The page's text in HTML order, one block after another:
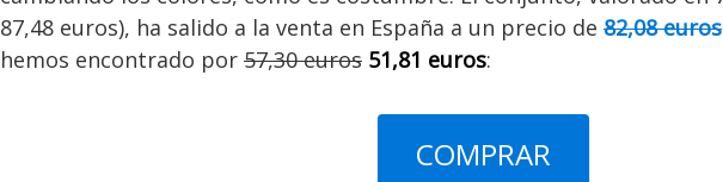
87,48 euros), ha salido a la venta en España a un precio de 82,08 euros
hemos encontrado por 57,30 euros 51,81 euros:
COMPRAR